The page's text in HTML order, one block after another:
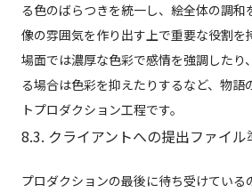
る色のばらつきを統一し、絵全体の調和
像の雰囲気を作り出す上で重要な役割を
場面では濃厚な色彩で感情を強調したり
る場合は色彩を抑えたりするなど、物語
トプロダクション工程です。
8.3. クライアントへの提出ファイル
プロダクションの最後に待ち受けている